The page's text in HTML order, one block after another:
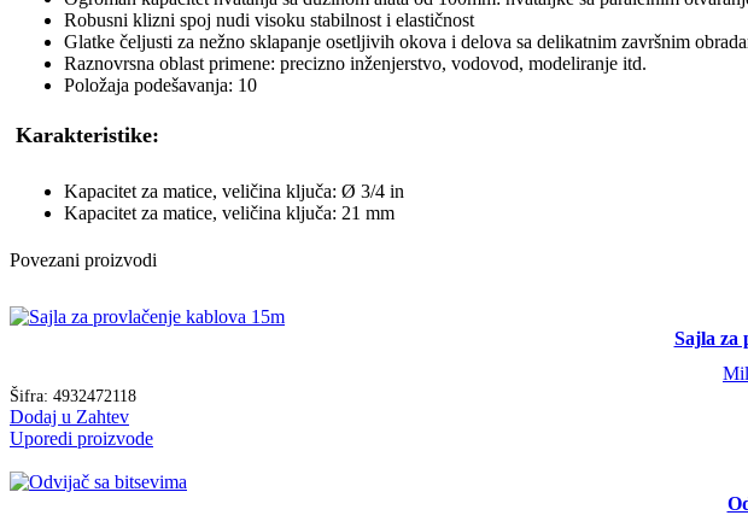
Robusni klizni spoj nudi visoku stabilnost i elastičnost
Glatke čeljusti za nežno sklapanje osetljivih okova i delova sa delikatnim završnim
Raznovrsna oblast primene: precizno inženjerstvo, vodovod, modeliranje itd.
Položaja podešavanja: 10
Karakteristike:
Kapacitet za matice, veličina ključa: Ø 3/4 in
Kapacitet za matice, veličina ključa: 21 mm
Povezani proizvodi
Sajla za
Šifra: 4932472118
Dodaj u Zahtev
Uporedi proizvode